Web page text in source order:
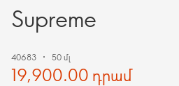
Supreme
40683 50 մլ
19,900.00 դրամ